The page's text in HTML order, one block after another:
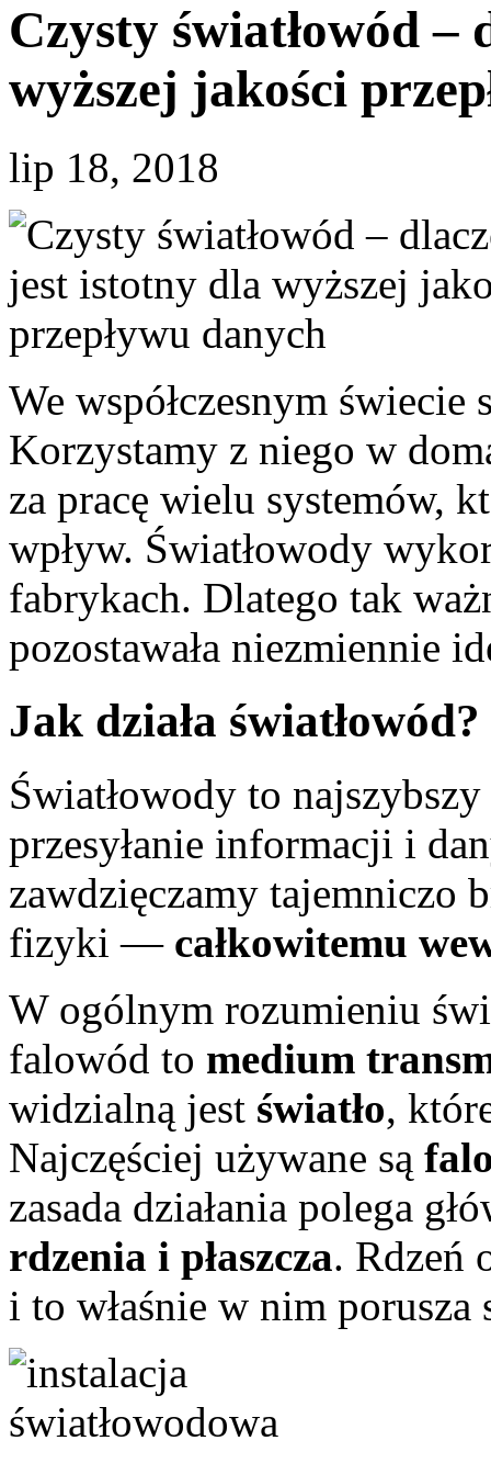
Czysty światłowód –
wyższej jakości
lip 18, 2018
We współczesnym
Korzystamy z niego w
za pracę wielu systemów,
wpływ. Światłowody
fabrykach. Dlatego tak
pozostawała niezmiennie
Jak działa światłowód?
Światłowody to najszybszy
przesyłanie informacji i
zawdzięczamy tajemniczo
fizyki — całkowitemu
W ogólnym rozumieniu
falowód to medium
widzialną jest światło,
Najczęściej używane są
zasada działania polega
rdzenia i płaszcza. Rdzeń
i to właśnie w nim porusza